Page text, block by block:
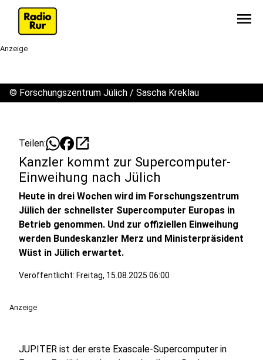
menu
Anzeige
© Forschungszentrum Jülich / Sascha Kreklau
Teilen: open_in_new
Kanzler kommt zur Supercomputer-
Einweihung nach Jülich
Heute in drei Wochen wird im Forschungszentrum
Jülich der schnellster Supercomputer Europas in
Betrieb genommen. Und zur offiziellen Einweihung
werden Bundeskanzler Merz und Ministerpräsident
Wüst in Jülich erwartet.
Veröffentlicht: Freitag, 15.08.2025 06:00
Anzeige
JUPITER ist der erste Exascale-Supercomputer in